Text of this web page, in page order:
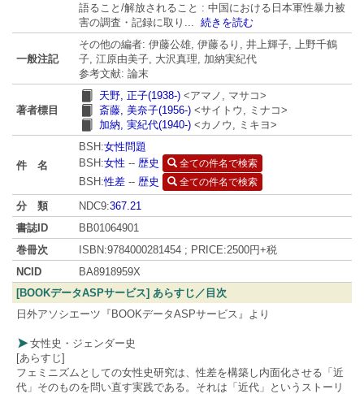
語ること/解放されること : 中国における日本軍性暴力被
害の調査・記録に取り
続きを読む
一般注記
その他の編者: 伊藤公雄, 伊藤るり, 井上輝子, 上野千鶴
子, 江原由美子, 大沢真理, 加納実紀代
参考文献: 論末
著者標目
天野, 正子(1938-) <アマノ, マサコ>
斎藤, 美奈子(1956-) <サイトウ, ミナコ>
加納, 実紀代(1940-) <カノウ, ミキヨ>
件 名
BSH:女性問題
BSH:女性 -- 歴史 全ての件名で検索
BSH:性差 -- 歴史 全ての件名で検索
分 類 NDC9:367.21
書誌ID
BB01064901
巻冊次
ISBN:9784000281454 ; PRICE:2500円+税
NCID
BA8918959X
[BOOKデータASPサービス] あらすじ／目次
日外アソシエーツ『BOOKデータASPサービス』より
女性史・ジェンダー史
[あらすじ]
フェミニズムとしての女性史研究は、性差を構築し内面化させる「近
代」そのものを問い直す実践である。それは「近代」というストーリ